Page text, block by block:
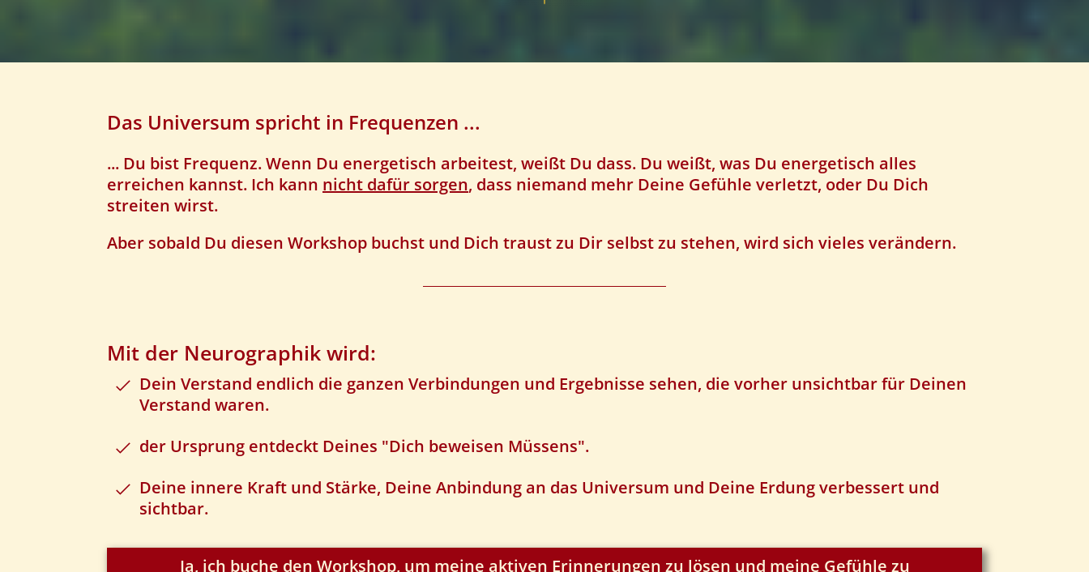
Das Universum spricht in Frequenzen ...
... Du bist Frequenz. Wenn Du energetisch arbeitest, weißt Du dass. Du weißt, was Du energetisch alles
erreichen kannst. Ich kann nicht dafür sorgen, dass niemand mehr Deine Gefühle verletzt, oder Du Dich
streiten wirst.
Aber sobald Du diesen Workshop buchst und Dich traust zu Dir selbst zu stehen, wird sich vieles verändern.
Mit der Neurographik wird:
Dein Verstand endlich die ganzen Verbindungen und Ergebnisse sehen, die vorher unsichtbar für Deinen
Verstand waren.
der Ursprung entdeckt Deines "Dich beweisen Müssens".
Deine innere Kraft und Stärke, Deine Anbindung an das Universum und Deine Erdung verbessert und
sichtbar.
Ja, ich buche den Workshop, um meine aktiven Erinnerungen zu lösen und meine Gefühle zu